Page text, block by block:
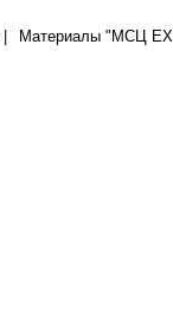
Материалы "МСЦ